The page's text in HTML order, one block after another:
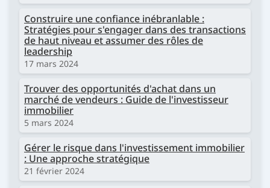
Construire une confiance inébranlable :
Stratégies pour s'engager dans des transactions
de haut niveau et assumer des rôles de
leadership
17 mars 2024
Trouver des opportunités d'achat dans un
marché de vendeurs : Guide de l'investisseur
immobilier
5 mars 2024
Gérer le risque dans l'investissement immobilier
: Une approche stratégique
21 février 2024